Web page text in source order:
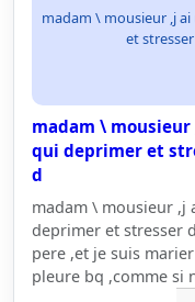
madam \ mousieur ,j
et
madam \
qui deprimer et
d
madam \ mousieur ,j
deprimer et stresser
pere ,et je suis
pleure bq ,comme si